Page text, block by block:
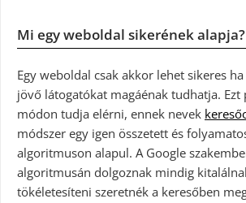
Mi egy weboldal sikerének alapja?
Egy weboldal csak akkor lehet sikeres
jövő látogatókat magáénak tudhatja. Ezt
módon tudja elérni, ennek nevek
módszer egy igen összetett és
algoritmuson alapul. A Google
algoritmusán dolgoznak mindig
tökéletesíteni szeretnék a keresőben